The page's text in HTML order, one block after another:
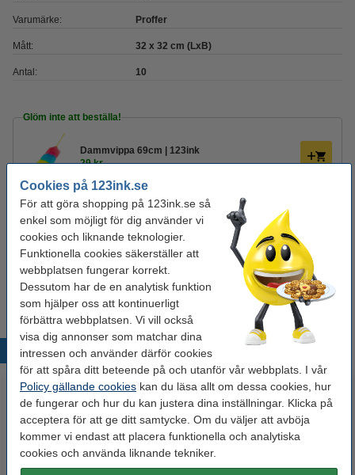
Cookies på 123ink.se
För att göra shopping på 123ink.se så
enkel som möjligt för dig använder vi
cookies och liknande teknologier.
Funktionella cookies säkerställer att
webbplatsen fungerar korrekt.
Dessutom har de en analytisk funktion
som hjälper oss att kontinuerligt
förbättra webbplatsen. Vi vill också
visa dig annonser som matchar dina
intressen och använder därför cookies
för att spåra ditt beteende på och utanför vår webbplats. I vår
Policy gällande cookies kan du läsa allt om dessa cookies, hur
de fungerar och hur du kan justera dina inställningar. Klicka på
acceptera för att ge ditt samtycke. Om du väljer att avböja
kommer vi endast att placera funktionella och analytiska
cookies och använda liknande tekniker.
Varumärke: Proffer
Mått: 32 x 32 cm (LxB)
Antal: 10
Glöm inte att beställa!
Dammvippa 69cm | 123ink
29 kr
Diskhandskar M (8) 1-par | rosa/gul
22 kr
Köksrengöring 750ml | Ajax Optimal 7
40 kr
Populära produkter